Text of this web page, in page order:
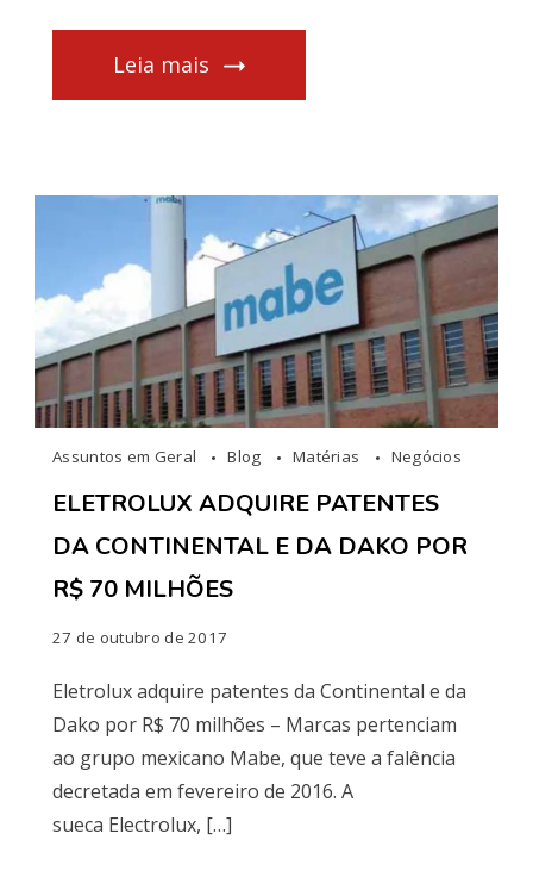
Leia mais
Assuntos em Geral Blog Matérias Negócios
ELETROLUX ADQUIRE PATENTES
DA CONTINENTAL E DA DAKO POR
R$ 70 MILHÕES
27 de outubro de 2017
Eletrolux adquire patentes da Continental e da
Dako por R$ 70 milhões – Marcas pertenciam
ao grupo mexicano Mabe, que teve a falência
decretada em fevereiro de 2016. A
sueca Electrolux, […]